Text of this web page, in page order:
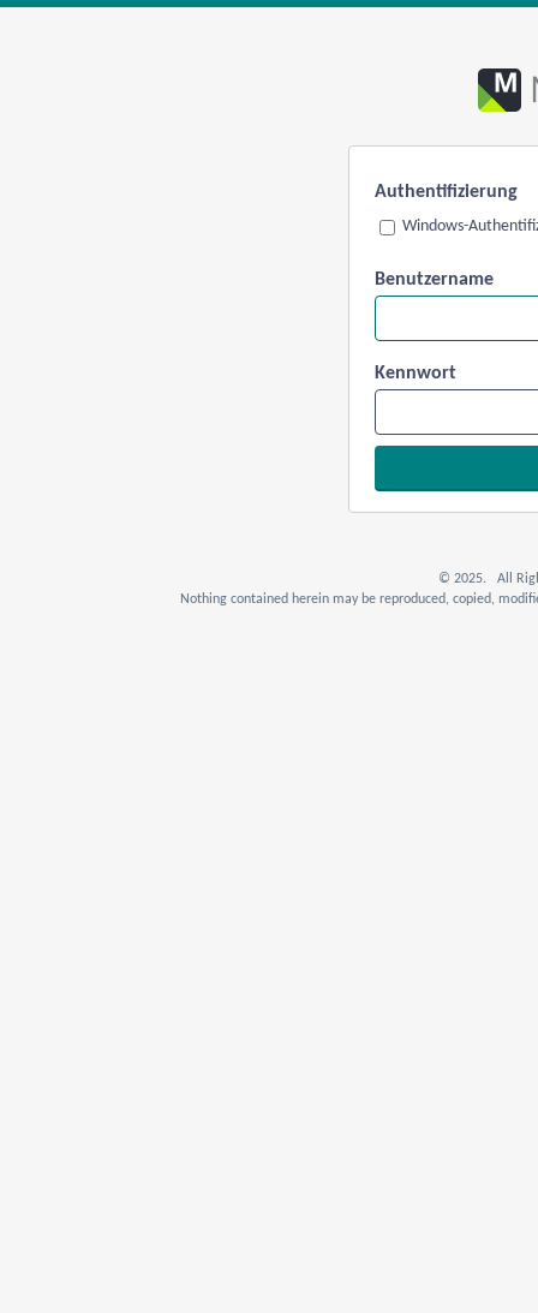
Authentifizierung
Windows-
Benutzername
Kennwort
© 2025. All
Nothing contained herein may be reproduced, copied,